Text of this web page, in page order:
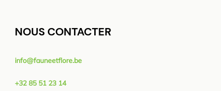
NOUS CONTACTER
info@fauneetflore.be
+32 85 51 23 14